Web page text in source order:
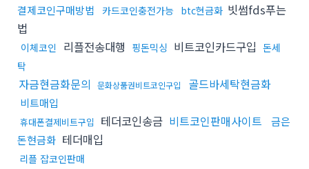
결제코인구매방법
카드코인충전가능 btc현금화 빗썸fds푸는
법
이체코인 리플전송대행 핑돈믹싱 비트코인카드구입 돈세
탁
자금현금화문의 문화상품권비트코인구입 골드바세탁현금화
비트매입
휴대폰결제비트구입 테더코인송금 비트코인판매사이트
금은
돈현금화 테더매입
리플 잡코인판매